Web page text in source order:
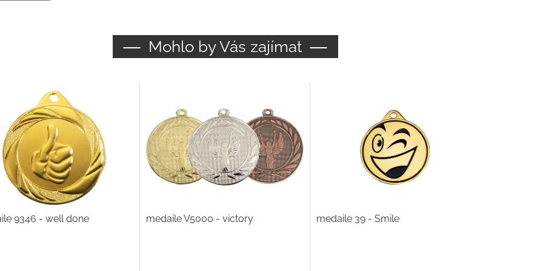
Mohlo by Vás zajímat
9346 - well done medaile V5000 - victory medaile 39 - Smile